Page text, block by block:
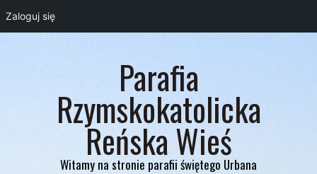
Parafia
Rzymskokatolicka
Reńska Wieś
Witamy na stronie parafii świętego Urbana
Zaloguj się